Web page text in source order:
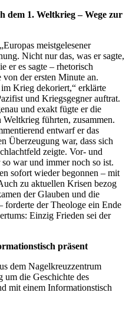
dem 1. Weltkrieg – Wege zur
meistgelesener
Nicht nur das, was er sagte,
er es sagte – rhetorisch
der ersten Minute an.
Krieg dekoriert,“ erklärte
und Kriegsgegner auftrat.
und exakt fügte er die
führten, zusammen.
entwarf er das
Überzeugung war, dass sich
zeigte. Vor- und
war und immer noch so ist.
sofort wieder begonnen – mit
zu aktuellen Krisen bezog
der Glauben und die
forderte der Theologe ein Ende
Einzig Frieden sei der
präsent
dem Nagelkreuzzentrum
um die Geschichte des
mit einem Informationstisch